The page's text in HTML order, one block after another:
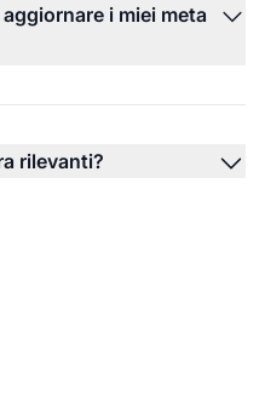
i miei meta
rilevanti?